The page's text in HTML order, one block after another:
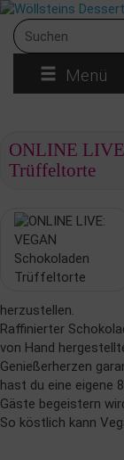
Menü
ONLINE
Trüffeltorte
herzustellen.
Raffinierter
von Hand
Genießerherzen
hast du eine eigene
Gäste begeistern
So köstlich kann